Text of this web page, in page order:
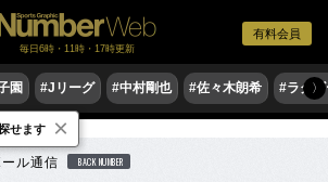
有料会員
毎日6時・11時・17時更新
園 #Jリーグ #中村剛也 #佐々木朗希 #ラグ〉
ル通信 BACK NUMBER
せます ×